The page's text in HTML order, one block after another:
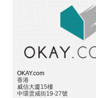
OKAY.com
香港
威信大廈15樓
中環雲咸街19-27號